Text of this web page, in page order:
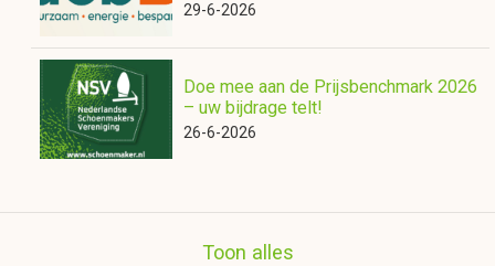
29-6-2026
Doe mee aan de Prijsbenchmark 2026
– uw bijdrage telt!
26-6-2026
Toon alles